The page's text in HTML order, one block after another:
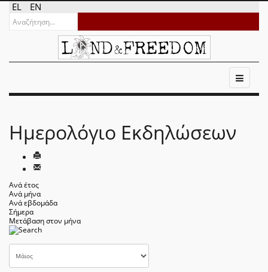
EL EN
Ημερολόγιο Εκδηλώσεων
Ανά έτος
Ανά μήνα
Ανά εβδομάδα
Σήμερα
Μετάβαση στον μήνα